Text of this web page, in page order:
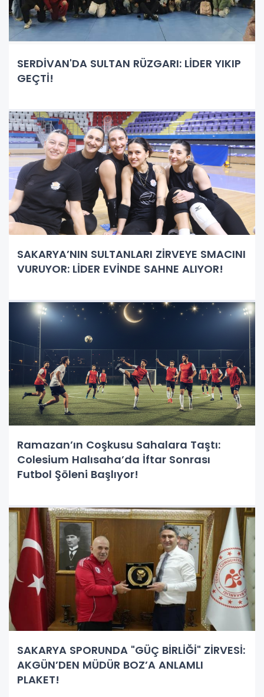
SERDİVAN'DA SULTAN RÜZGARI: LİDER YIKIP
GEÇTİ!
SAKARYA’NIN SULTANLARI ZİRVEYE SMACINI
VURUYOR: LİDER EVİNDE SAHNE ALIYOR!
Ramazan’ın Coşkusu Sahalara Taştı:
Colesium Halısaha’da İftar Sonrası
Futbol Şöleni Başlıyor!
SAKARYA SPORUNDA "GÜÇ BİRLİĞİ" ZİRVESİ:
AKGÜN’DEN MÜDÜR BOZ’A ANLAMLI
PLAKET!